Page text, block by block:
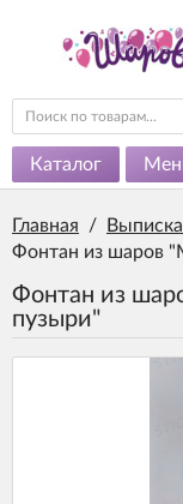
Каталог
Главная /
Фонтан из шаров
Фонтан из
пузыри"